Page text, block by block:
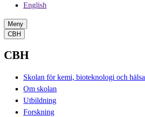
English
Meny
CBH
CBH
Skolan för kemi, bioteknologi och hälsa
Om skolan
Utbildning
Forskning